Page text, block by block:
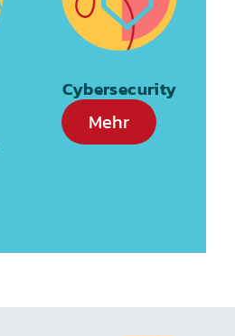
Cybersecurity
Mehr